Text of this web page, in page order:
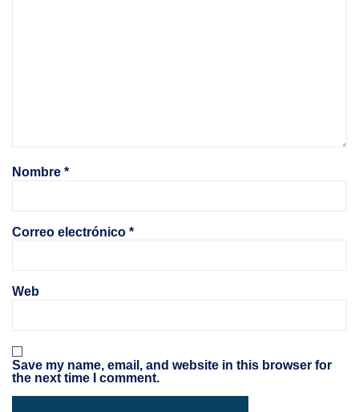
Nombre *
Correo electrónico *
Web
Save my name, email, and website in this browser for
the next time I comment.